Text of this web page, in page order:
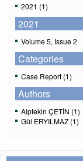
2021 (1)
2021
Volume 5, Issue 2
Categories
Case Report (1)
Authors
Alptekin ÇETİN (1)
Gül ERYILMAZ (1)